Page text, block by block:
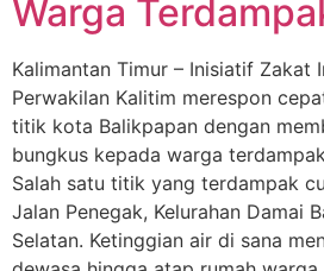
Warga
Kalimantan Timur – Inisiatif Zakat
Perwakilan Kalitim merespon
titik kota Balikpapan dengan
bungkus kepada warga
Salah satu titik yang terdampak
Jalan Penegak, Kelurahan Damai
Selatan. Ketinggian air di sana